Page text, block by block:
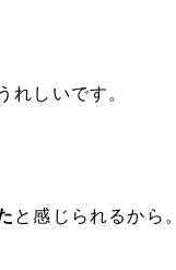
れしいです。
と感じられるから。